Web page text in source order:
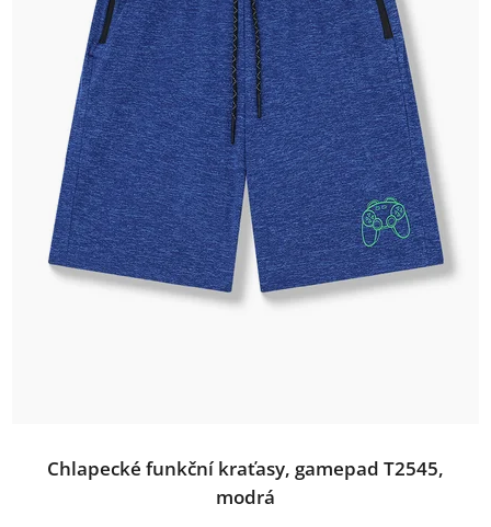
Chlapecké funkční kraťasy, gamepad T2545,
modrá